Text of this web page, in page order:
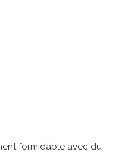
formidable avec du